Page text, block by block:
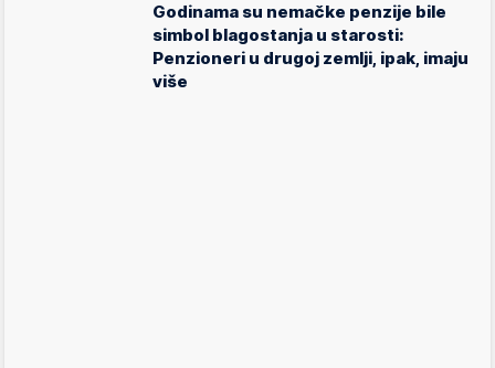
Godinama su nemačke penzije bile
simbol blagostanja u starosti:
Penzioneri u drugoj zemlji, ipak, imaju
više